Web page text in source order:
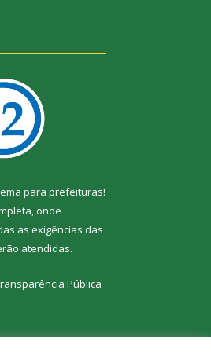
para prefeituras!
onde
as exigências das
atendidas.
Pública